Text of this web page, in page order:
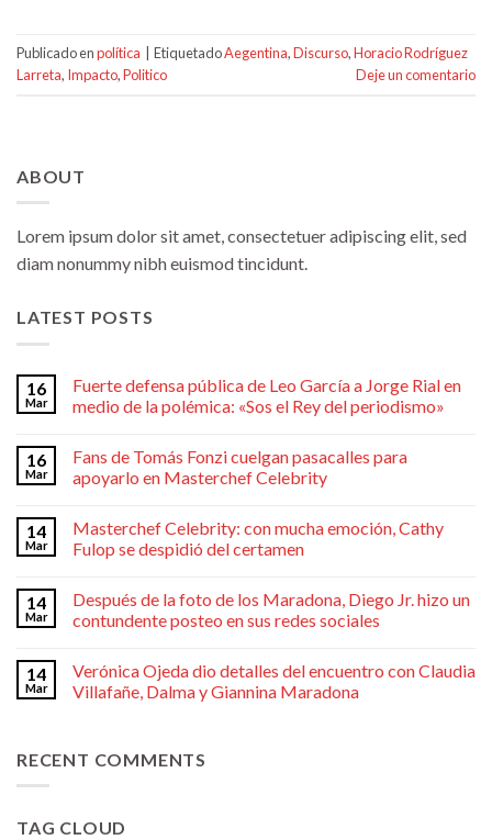
Publicado enpolítica EtiquetadoAegentina,Discurso,Horacio Rodríguez
Larreta, Impacto,Politico Deje un comentario
ABOUT
Lorem ipsum dolor sit amet, consectetuer adipiscing elit, sed
diam nonummy nibh euismod tincidunt.
LATEST POSTS
16
Mar
Fuerte defensa pública de Leo García a Jorge Rial en
medio de la polémica: «Sos el Rey del periodismo»
16
Mar
Fans de Tomás Fonzi cuelgan pasacalles para
apoyarlo en Masterchef Celebrity
14
Mar
Masterchef Celebrity: con mucha emoción, Cathy
Fulop se despidió del certamen
14
Mar
Después de la foto de los Maradona, Diego Jr. hizo un
contundente posteo en sus redes sociales
14
Mar
Verónica Ojeda dio detalles del encuentro con Claudia
Villafañe, Dalma y Giannina Maradona
RECENT COMMENTS
TAG CLOUD